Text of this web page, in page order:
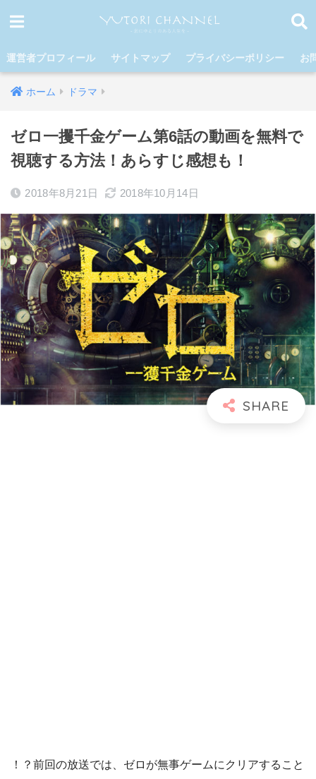
運営者プロフィール サイトマップ プライバシーポリシー お
ホーム ドラマ
ゼロ一攫千金ゲーム第6話の動画を無料で
視聴する方法！あらすじ感想も！
2018年8月21日 2018年10月14日
！？前回の放送では、ゼロが無事ゲームにクリアすること